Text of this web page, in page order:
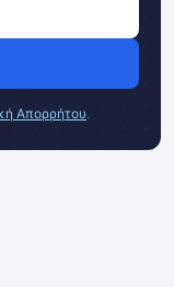
Απορρήτου.